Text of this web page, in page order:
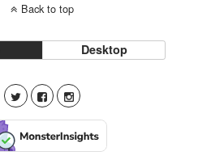
Back to top
Desktop